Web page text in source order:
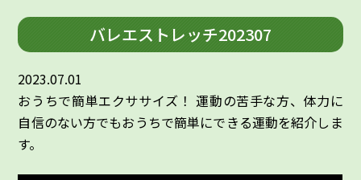
バレエストレッチ202307
2023.07.01
おうちで簡単エクササイズ！ 運動の苦手な方、体力に
自信のない方でもおうちで簡単にできる運動を紹介しま
す。